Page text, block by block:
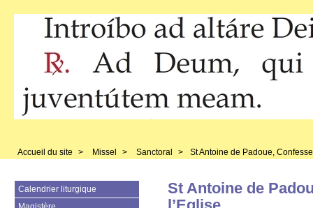
Accueil du site > Missel > Sanctoral > St Antoine de Padoue,
St Antoine de
Calendrier liturgique